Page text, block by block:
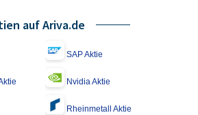
auf Ariva.de
SAP Aktie
Nvidia Aktie
Rheinmetall Aktie